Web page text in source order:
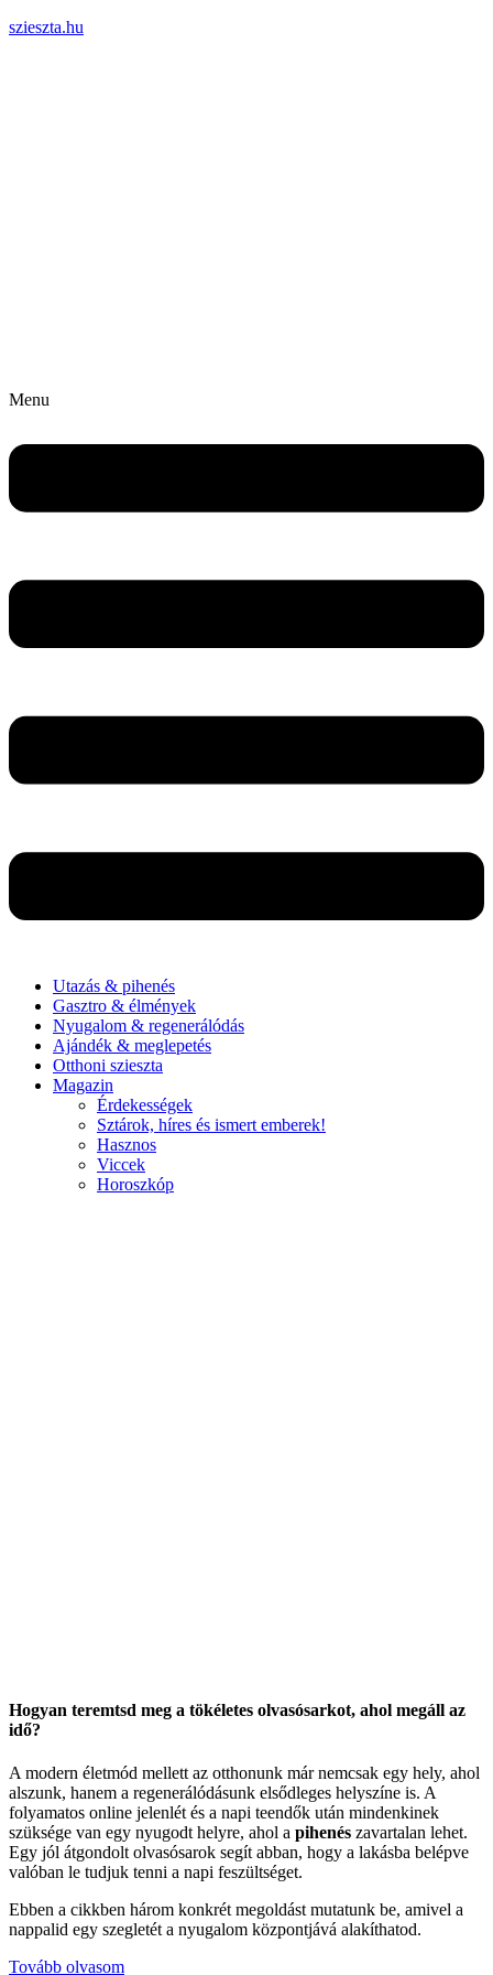
szieszta.hu
Menu
Utazás & pihenés
Gasztro & élmények
Nyugalom & regenerálódás
Ajándék & meglepetés
Otthoni szieszta
Magazin
Érdekességek
Sztárok, híres és ismert emberek!
Hasznos
Viccek
Horoszkóp
Hogyan teremtsd meg a tökéletes olvasósarkot, ahol megáll az
idő?
A modern életmód mellett az otthonunk már nemcsak egy hely, ahol
alszunk, hanem a regenerálódásunk elsődleges helyszíne is. A
folyamatos online jelenlét és a napi teendők után mindenkinek
szüksége van egy nyugodt helyre, ahol a pihenés zavartalan lehet.
Egy jól átgondolt olvasósarok segít abban, hogy a lakásba belépve
valóban le tudjuk tenni a napi feszültséget.
Ebben a cikkben három konkrét megoldást mutatunk be, amivel a
nappalid egy szegletét a nyugalom központjává alakíthatod.
Tovább olvasom